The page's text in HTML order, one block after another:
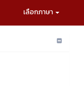
เลือกภาษา